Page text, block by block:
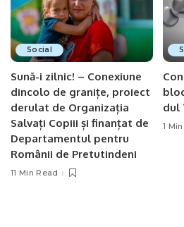
Social
Sună-i zilnic! – Conexiune
dincolo de granițe, proiect
derulat de Organizația
Salvați Copiii și finanțat de
Departamentul pentru
Românii de Pretutindeni
11 Min Read
dul
1